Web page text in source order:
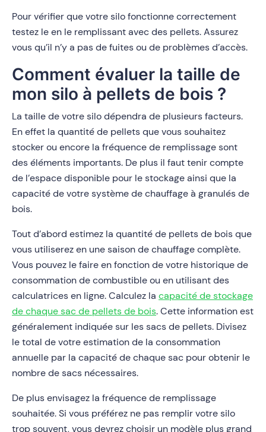
Pour vérifier que votre silo fonctionne correctement
testez le en le remplissant avec des pellets. Assurez
vous qu’il n’y a pas de fuites ou de problèmes d’accès.
Comment évaluer la taille de
mon silo à pellets de bois ?
La taille de votre silo dépendra de plusieurs facteurs.
En effet la quantité de pellets que vous souhaitez
stocker ou encore la fréquence de remplissage sont
des éléments importants. De plus il faut tenir compte
de l’espace disponible pour le stockage ainsi que la
capacité de votre système de chauffage à granulés de
bois.
Tout d’abord estimez la quantité de pellets de bois que
vous utiliserez en une saison de chauffage complète.
Vous pouvez le faire en fonction de votre historique de
consommation de combustible ou en utilisant des
calculatrices en ligne. Calculez la capacité de stockage
de chaque sac de pellets de bois. Cette information est
généralement indiquée sur les sacs de pellets. Divisez
le total de votre estimation de la consommation
annuelle par la capacité de chaque sac pour obtenir le
nombre de sacs nécessaires.
De plus envisagez la fréquence de remplissage
souhaitée. Si vous préférez ne pas remplir votre silo
trop souvent, vous devrez choisir un modèle plus grand